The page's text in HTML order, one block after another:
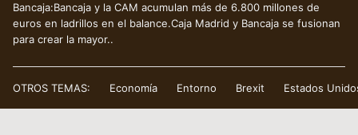
Bancaja:Bancaja y la CAM acumulan más de 6.800 millones de
euros en ladrillos en el balance.Caja Madrid y Bancaja se fusionan
para crear la mayor..
OTROS TEMAS: Economía Entorno Brexit Estados